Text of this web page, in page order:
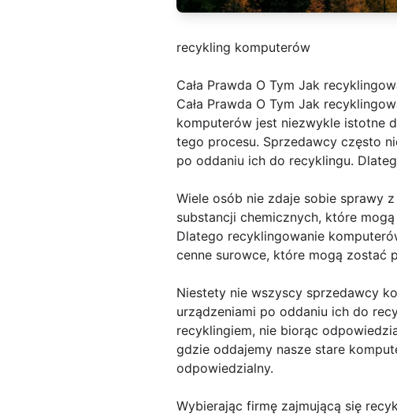
recykling komputerów
Cała Prawda O Tym Jak
Cała Prawda O Tym Jak
komputerów jest niezwykle istotne
tego procesu. Sprzedawcy często
po oddaniu ich do recyklingu.
Wiele osób nie zdaje sobie sprawy
substancji chemicznych, które
Dlatego recyklingowanie
cenne surowce, które mogą zostać
Niestety nie wszyscy sprzedawcy
urządzeniami po oddaniu ich do
recyklingiem, nie biorąc
gdzie oddajemy nasze stare
odpowiedzialny.
Wybierając firmę zajmującą się